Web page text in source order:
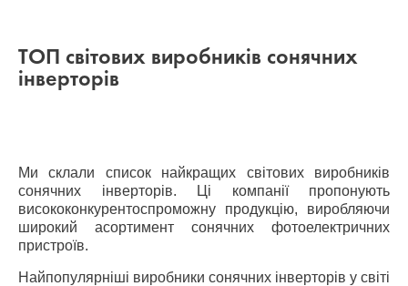
ТОП світових виробників сонячних
інверторів
Ми склали список найкращих світових виробників
сонячних інверторів. Ці компанії пропонують
висококонкурентоспроможну продукцію, виробляючи
широкий асортимент сонячних фотоелектричних
пристроїв.
Найпопулярніші виробники сонячних інверторів у світі